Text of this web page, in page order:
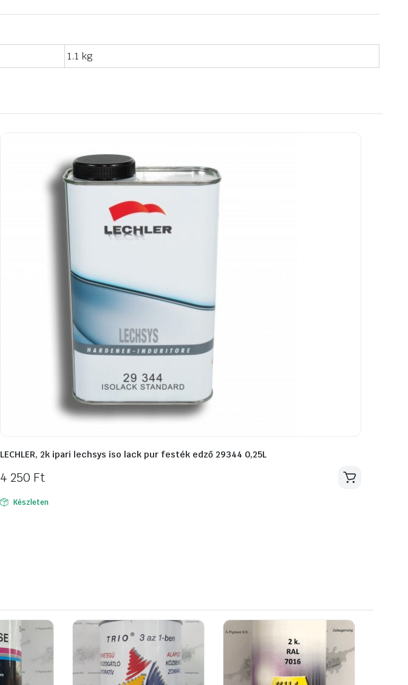
1.1 kg
LECHLER, 2k ipari lechsys iso lack pur festék edző 29344 0,25L
4 250 Ft
Készleten